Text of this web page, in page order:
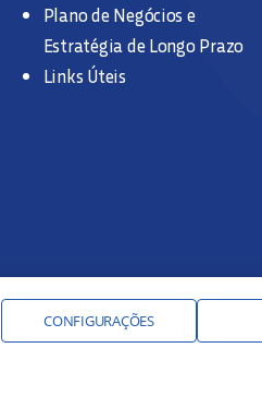
Plano de Negócios e
Estratégia de Longo Prazo
Links Úteis
CONFIGURAÇÕES